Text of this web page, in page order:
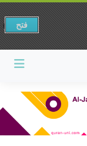
فتح